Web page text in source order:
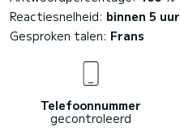
Reactiesnelheid: binnen 5 uur
Gesproken talen: Frans
Telefoonnummer
gecontroleerd